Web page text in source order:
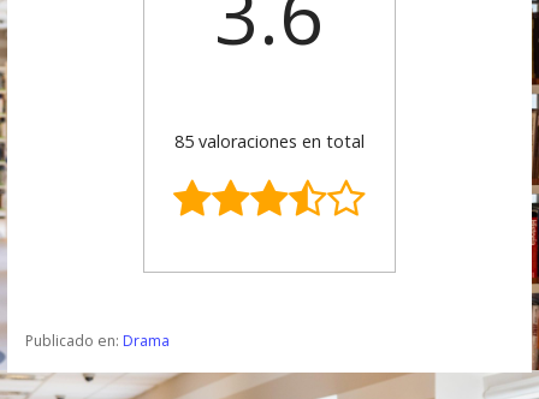
85 valoraciones en total
Publicado en: Drama